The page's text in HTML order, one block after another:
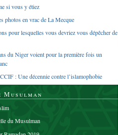
si vous y étiez
photos en vrac de La Mecque
pour lesquelles vous devriez vous dépêcher de
du Niger voient pour la première fois un
: Une décennie contre l’islamophobie
Musulman
du Musulman